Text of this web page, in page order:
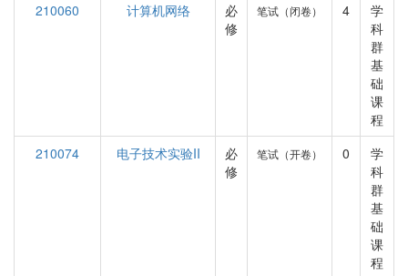
210060
计算机网络
必
修
笔试（闭卷） 4
学
科
群
基
础
课
程
210074
电子技术实验II
必
修
笔试（开卷） 0
学
科
群
基
础
课
程